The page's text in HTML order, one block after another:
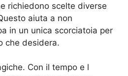
richiedono scelte diverse
aiuta a non
in un unica scorciatoia per
che desidera.
Con il tempo e l